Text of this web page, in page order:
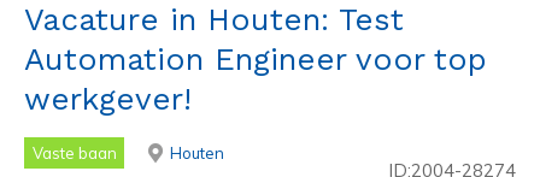
Vacature in Houten: Test
Automation Engineer voor top
werkgever!
Vaste baan Houten
ID:2004-28274